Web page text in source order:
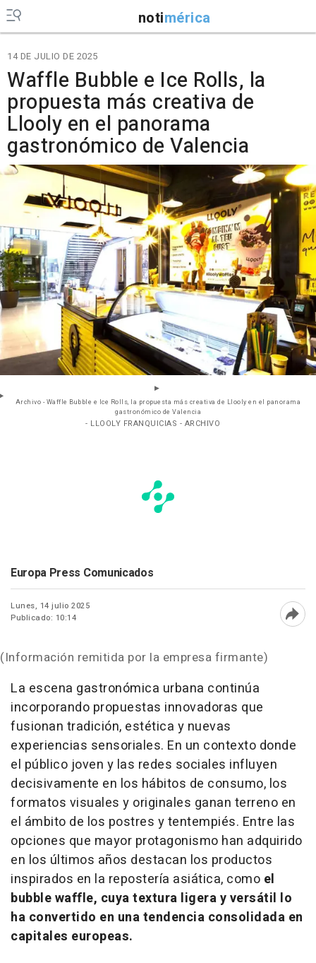
notimérica
14 DE JULIO DE 2025
Waffle Bubble e Ice Rolls, la
propuesta más creativa de
Llooly en el panorama
gastronómico de Valencia
Archivo - Waffle Bubble e Ice Rolls, la propuesta más creativa de Llooly en el panorama
gastronómico de Valencia
- LLOOLY FRANQUICIAS - ARCHIVO
Europa Press Comunicados
Lunes, 14 julio 2025
Publicado: 10:14
(Información remitida por la empresa firmante)
La escena gastronómica urbana continúa
incorporando propuestas innovadoras que
fusionan tradición, estética y nuevas
experiencias sensoriales. En un contexto donde
el público joven y las redes sociales influyen
decisivamente en los hábitos de consumo, los
formatos visuales y originales ganan terreno en
el ámbito de los postres y tentempiés. Entre las
opciones que mayor protagonismo han adquirido
en los últimos años destacan los productos
inspirados en la repostería asiática, como el
bubble waffle, cuya textura ligera y versátil lo
ha convertido en una tendencia consolidada en
capitales europeas.